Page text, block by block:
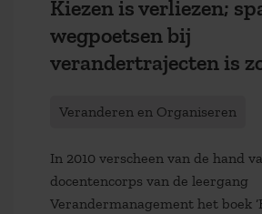
Kiezen is verliezen;
wegpoetsen bij
verandertrajecten is
Veranderen en Organiseren
In 2010 verscheen van de hand
docentencorps van de leergang
Verandermanagement het boek